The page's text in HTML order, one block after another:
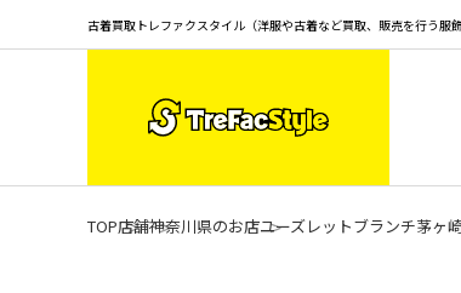
古着買取トレファクスタイル（洋服や古着など買取、販売を行う服
TOP店舗神奈川県のお店ユーズレットブランチ茅ヶ